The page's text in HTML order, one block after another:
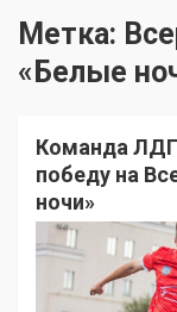
Метка:
«Белые
Команда
победу на
ночи»